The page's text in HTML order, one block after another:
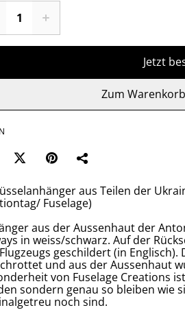
Jetzt
Zum
aus Teilen der
Fuselage)
aus der Aussenhaut der
in weiss/schwarz. Auf der
geschildert (in Englisch).
und aus der Aussenhaut
von Fuselage Creations
sondern genau so bleiben wie
noch sind.